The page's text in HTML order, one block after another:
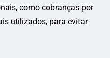
como cobranças por
utilizados, para evitar